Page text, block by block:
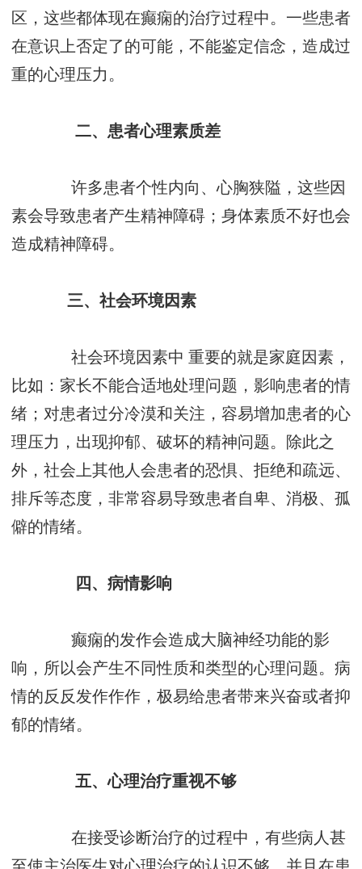
区，这些都体现在癫痫的治疗过程中。一些患者
在意识上否定了的可能，不能鉴定信念，造成过
重的心理压力。
二、患者心理素质差
许多患者个性内向、心胸狭隘，这些因
素会导致患者产生精神障碍；身体素质不好也会
造成精神障碍。
三、社会环境因素
社会环境因素中 重要的就是家庭因素，
比如：家长不能合适地处理问题，影响患者的情
绪；对患者过分冷漠和关注，容易增加患者的心
理压力，出现抑郁、破坏的精神问题。除此之
外，社会上其他人会患者的恐惧、拒绝和疏远、
排斥等态度，非常容易导致患者自卑、消极、孤
僻的情绪。
四、病情影响
癫痫的发作会造成大脑神经功能的影
响，所以会产生不同性质和类型的心理问题。病
情的反反发作作作，极易给患者带来兴奋或者抑
郁的情绪。
五、心理治疗重视不够
在接受诊断治疗的过程中，有些病人甚